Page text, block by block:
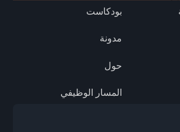
بودكاست
مدونة
حول
المسار الوظيفي